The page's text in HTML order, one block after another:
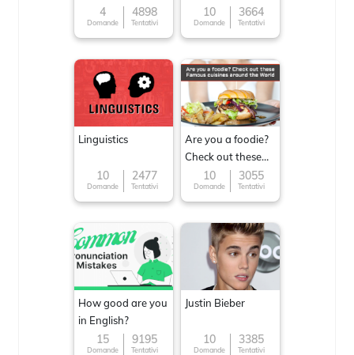
4
Domande
4898
Tentativi
10
Domande
3664
Tentativi
Linguistics
10
Domande
2477
Tentativi
Are you a foodie?
Check out these
Famous cuisines
around the World
10
Domande
3055
Tentativi
How good are you
in English?
15
Domande
9195
Tentativi
Justin Bieber
10
Domande
3385
Tentativi